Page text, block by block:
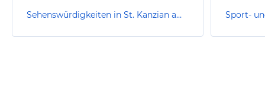
Sehenswürdigkeiten in St. Kanzian am Klopeiner See